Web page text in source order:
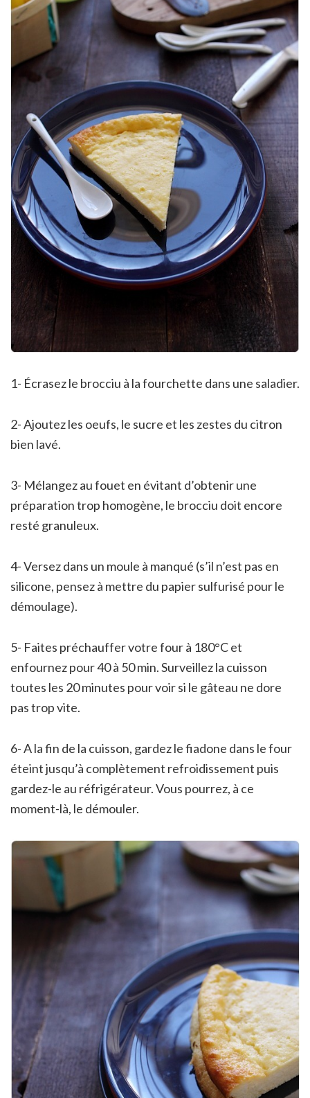
1- Écrasez le brocciu à la fourchette dans une saladier.
2- Ajoutez les oeufs, le sucre et les zestes du citron
bien lavé.
3- Mélangez au fouet en évitant d’obtenir une
préparation trop homogène, le brocciu doit encore
resté granuleux.
4- Versez dans un moule à manqué (s’il n’est pas en
silicone, pensez à mettre du papier sulfurisé pour le
démoulage).
5- Faites préchauffer votre four à 180°C et
enfournez pour 40 à 50 min. Surveillez la cuisson
toutes les 20 minutes pour voir si le gâteau ne dore
pas trop vite.
6- A la fin de la cuisson, gardez le fiadone dans le four
éteint jusqu’à complètement refroidissement puis
gardez-le au réfrigérateur. Vous pourrez, à ce
moment-là, le démouler.